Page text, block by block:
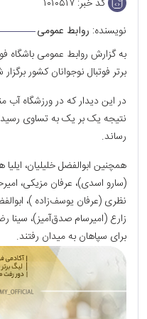
نویسنده: روابط عمومی
به گزارش روابط عمومی باشگاه
برتر فوتبال نوجوانان کشور
در این دیدار که در ورزشگاه آب
نتیجه یک بر یک به تساوی
رساند.
همچنین ابوالفضل خلیلیان،
(سارو اسدی)، عرفان مزیکی،
نظری (عرفان یوسف‌زاده )،
زارع (امیرسام صدق‌آمیز)،
برای سپاهان به میدان رفتند.